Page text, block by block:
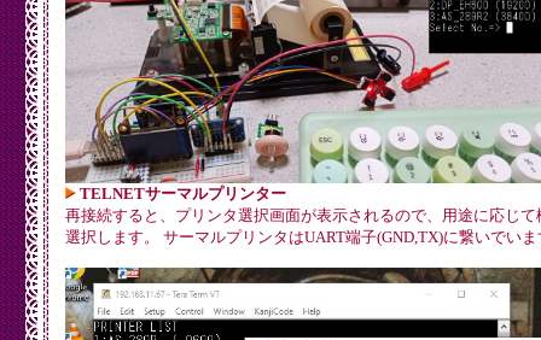
TELNETサーマルプリンター
再接続すると、プリンタ選択画面が表示されるので、用途に応じて
選択します。 サーマルプリンタはUART端子(GND,TX)に繋いでいま